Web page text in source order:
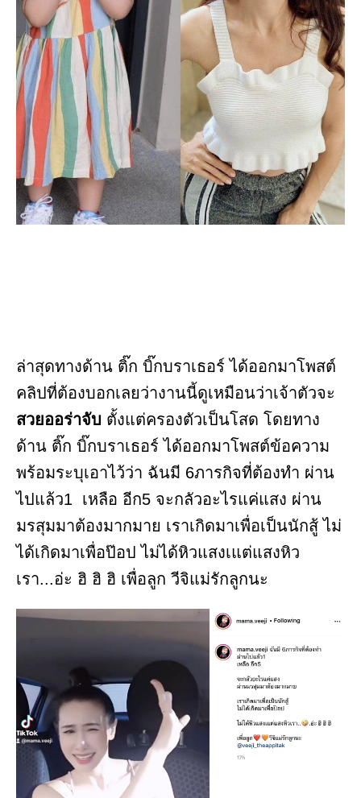
ล่าสุดทางด้าน ติ๊ก บิ๊กบราเธอร์ ได้ออกมาโพสต์
คลิปที่ต้องบอกเลยว่างานนี้ดูเหมือนว่าเจ้าตัวจะ
สวยออร่าจับ ตั้งแต่ครองตัวเป็นโสด โดยทาง
ด้าน ติ๊ก บิ๊กบราเธอร์ ได้ออกมาโพสต์ข้อความ
พร้อมระบุเอาไว้ว่า ฉันมี 6ภารกิจที่ต้องทำ ผ่าน
ไปแล้ว1 เหลือ อีก5 จะกลัวอะไรแค่แสง ผ่าน
มรสุมมาต้องมากมาย เราเกิดมาเพื่อเป็นนักสู้ ไม่
ได้เกิดมาเพื่อป๊อป ไม่ได้หิวแสงเแต่แสงหิว
เรา...อ่ะ ฮิ ฮิ ฮิ เพื่อลูก วีจิแม่รักลูกนะ